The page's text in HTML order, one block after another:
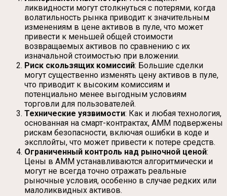
ликвидности могут столкнуться с потерями, когда
волатильность рынка приводит к значительным
изменениям в цене активов в пуле, что может
привести к меньшей общей стоимости
возвращаемых активов по сравнению с их
изначальной стоимостью при вложении.
Риск скользящих комиссий: Большие сделки
могут существенно изменять цену активов в пуле,
что приводит к высоким комиссиям и
потенциально менее выгодным условиям
торговли для пользователей.
Технические уязвимости: Как и любая технология,
основанная на смарт-контрактах, AMM подвержены
рискам безопасности, включая ошибки в коде и
эксплойты, что может привести к потере средств.
Ограниченный контроль над рыночной ценой:
Цены в AMM устанавливаются алгоритмически и
могут не всегда точно отражать реальные
рыночные условия, особенно в случае редких или
малоликвидных активов.